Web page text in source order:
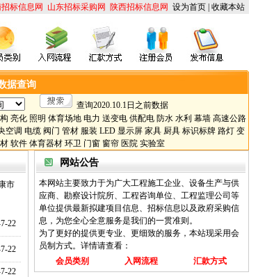
标信息网 山东招标采购网 陕西招标信息网 设为首页 收藏本站
据查询
查询2020.10.1日之前数据
亮化 照明 体育场地 电力 送变电 供配电 防水 水利 幕墙 高速公路
空调 电缆 阀门 管材 服装 LED 显示屏 家具 厨具 标识标牌 路灯 变
软件 体育器材 环卫 门窗 窗帘 医院 实验室
市
22
22
22
网站公告
本网站主要致力于为广大工程施工企业、设备生产与供
应商、勘察设计院所、工程咨询单位、工程监理公司等
单位提供最新拟建项目信息、招标信息以及政府采购信
息，为您全心全意服务是我们的一贯准则。
为了更好的提供更专业、更细致的服务，本站现采用会
员制方式。详情请查看：
会员类别
入网流程 汇款方式